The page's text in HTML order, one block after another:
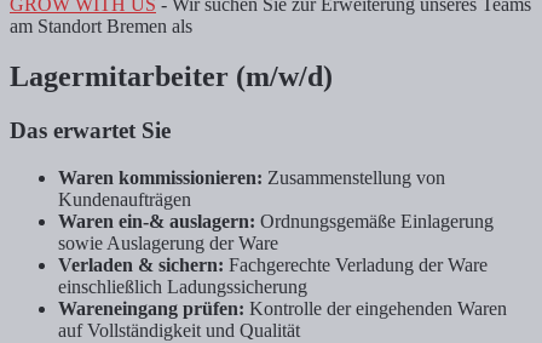
am Standort Bremen als
Lagermitarbeiter (m/w/d)
Das erwartet Sie
Waren kommissionieren: Zusammenstellung von
Kundenaufträgen
Waren ein-& auslagern: Ordnungsgemäße Einlagerung
sowie Auslagerung der Ware
Verladen & sichern: Fachgerechte Verladung der Ware
einschließlich Ladungssicherung
Wareneingang prüfen: Kontrolle der eingehenden Waren
auf Vollständigkeit und Qualität